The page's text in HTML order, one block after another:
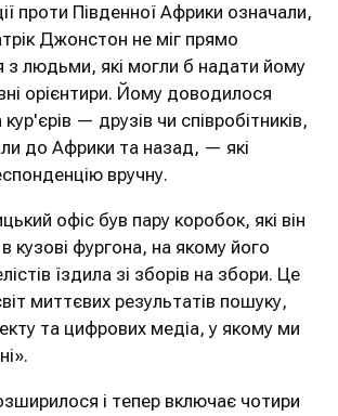
проти Південної Африки означали,
Джонстон не міг прямо
з людьми, які могли б надати йому
орієнтири. Йому доводилося
— друзів чи співробітників,
до Африки та назад, — які
вручну.
офіс був пару коробок, які він
кузові фургона, на якому його
їздила зі зборів на збори. Це
миттєвих результатів пошуку,
та цифрових медіа, у якому ми
і тепер включає чотири